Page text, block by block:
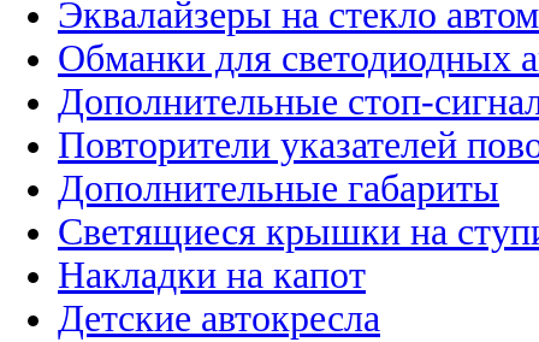
Эквалайзеры на стекло
Обманки для светодиодных
Дополнительные стоп-
Повторители указателей
Дополнительные габариты
Светящиеся крышки на
Накладки на капот
Детские автокресла